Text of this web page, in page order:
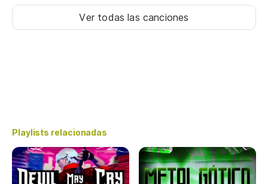
Ver todas las canciones
Playlists relacionadas